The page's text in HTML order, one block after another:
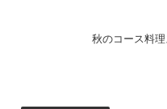
秋のコース料